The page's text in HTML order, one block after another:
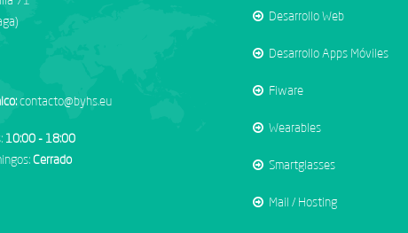
contacto@byhs.eu
10:00 - 18:00
Cerrado
Desarrollo Web
Desarrollo Apps Móviles
Fiware
Wearables
Smartglasses
Mail / Hosting